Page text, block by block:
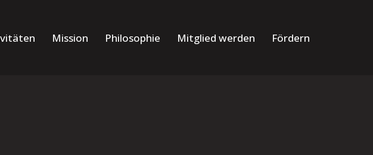
Mission Philosophie Mitglied werden Fördern